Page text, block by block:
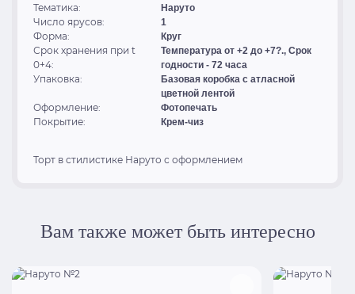
Тематика: Наруто
Число ярусов: 1
Форма: Круг
Срок хранения при t
0+4:
Температура от +2 до +7?., Срок
годности - 72 часа
Упаковка:
Базовая коробка с атласной
цветной лентой
Оформление: Фотопечать
Покрытие: Крем-чиз
Торт в стилистике Наруто с оформлением
Вам также может быть интересно